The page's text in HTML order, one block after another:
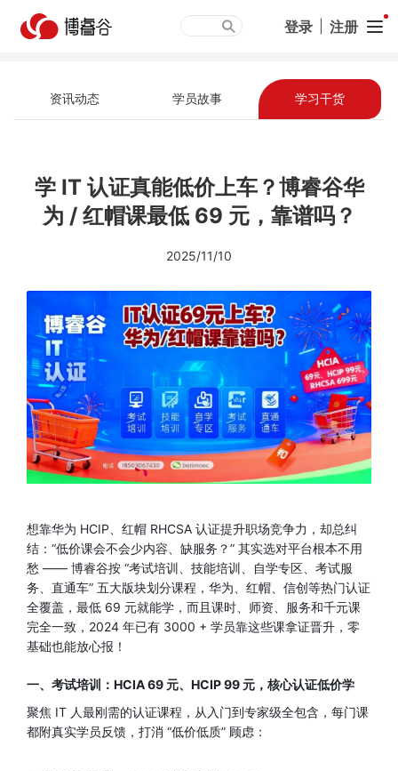
登录 注册
资讯动态 学员故事 学习干货
学 IT 认证真能低价上车？博睿谷华
为 / 红帽课最低 69 元，靠谱吗？
2025/11/10
想靠华为 HCIP、红帽 RHCSA 认证提升职场竞争力，却总纠
结：“低价课会不会少内容、缺服务？” 其实选对平台根本不用
愁 —— 博睿谷按 “考试培训、技能培训、自学专区、考试服
务、直通车” 五大版块划分课程，华为、红帽、信创等热门认证
全覆盖，最低 69 元就能学，而且课时、师资、服务和千元课
完全一致，2024 年已有 3000 + 学员靠这些课拿证晋升，零
基础也能放心报！
一、考试培训：HCIA 69 元、HCIP 99 元，核心认证低价学
聚焦 IT 人最刚需的认证课程，从入门到专家级全包含，每门课
都附真实学员反馈，打消 “低价低质” 顾虑：